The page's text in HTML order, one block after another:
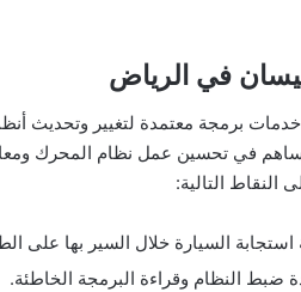
في الرياض
برمجة معتمدة لتغيير وتحديث
في تحسين عمل نظام المحرك
النقاط التالية:
السيارة خلال السير بها على
ضبط النظام وقراءة البرمجة الخاطئة.